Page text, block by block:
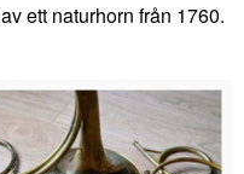
ett naturhorn från 1760.